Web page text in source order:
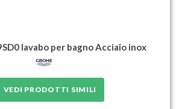
lavabo per bagno Acciaio inox
VEDI PRODOTTI SIMILI